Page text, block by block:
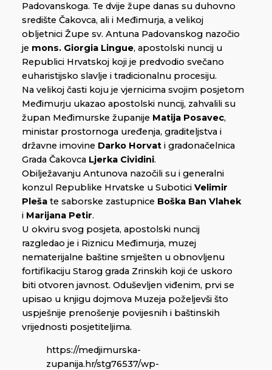
Padovanskoga. Te dvije župe danas su duhovno
središte Čakovca, ali i Međimurja, a velikoj
obljetnici Župe sv. Antuna Padovanskog nazočio
je mons. Giorgia Lingue, apostolski nuncij u
Republici Hrvatskoj koji je predvodio svečano
euharistijsko slavlje i tradicionalnu procesiju.
Na velikoj časti koju je vjernicima svojim posjetom
Međimurju ukazao apostolski nuncij, zahvalili su
župan Međimurske županije Matija Posavec,
ministar prostornoga uređenja, graditeljstva i
državne imovine Darko Horvat i gradonačelnica
Grada Čakovca Ljerka Cividini.
Obilježavanju Antunova nazočili su i generalni
konzul Republike Hrvatske u Subotici Velimir
Pleša te saborske zastupnice Boška Ban Vlahek
i Marijana Petir.
U okviru svog posjeta, apostolski nuncij
razgledao je i Riznicu Međimurja, muzej
nematerijalne baštine smješten u obnovljenu
fortifikaciju Starog grada Zrinskih koji će uskoro
biti otvoren javnost. Oduševljen viđenim, prvi se
upisao u knjigu dojmova Muzeja poželjevši što
uspješnije prenošenje povijesnih i baštinskih
vrijednosti posjetiteljima.
https://medjimurska-
zupanija.hr/stg76537/wp-